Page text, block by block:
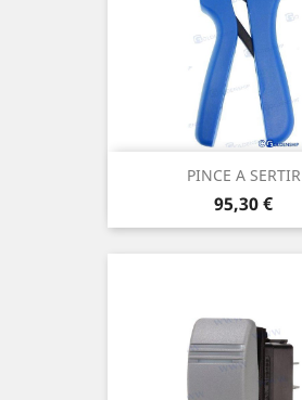
PINCE A SERTIR
Prix
95,30 €